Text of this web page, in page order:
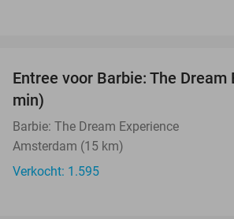
Entree voor Barbie: The Dream
min)
Barbie: The Dream Experience
Amsterdam (15 km)
Verkocht: 1.595